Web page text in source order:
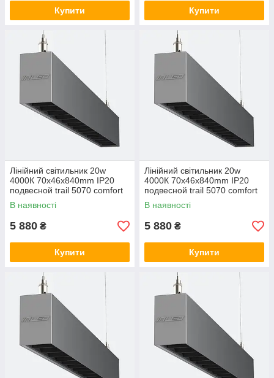
Купити Купити
Лінійний світильник 20w
4000К 70х46х840mm IP20
подвесной trail 5070 comfort
LC-LED-D20-840 5000, 30,
Холодний білий
В наявності
5 880 ₴
Купити
Лінійний світильник 20w
4000К 70х46х840mm IP20
подвесной trail 5070 comfort
LC-LED-D20-840 4000, 40,
Нейтральний
В наявності
5 880 ₴
Купити